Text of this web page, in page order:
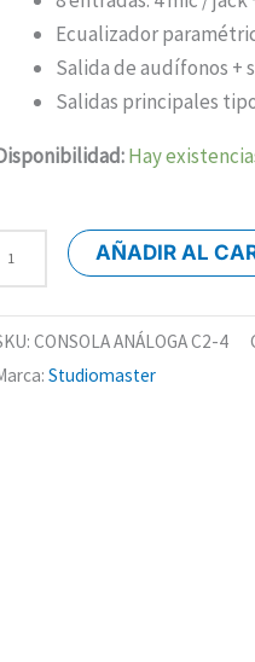
Ecualizador
Salida de audífonos +
Salidas principales
Hay
AÑADIR AL
CONSOLA ANÁLOGA C2-4
Studiomaster